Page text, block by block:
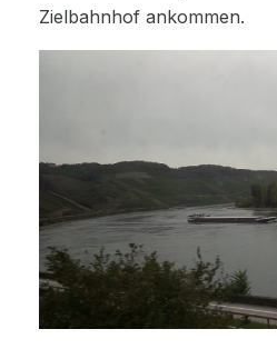
Zielbahnhof ankommen.